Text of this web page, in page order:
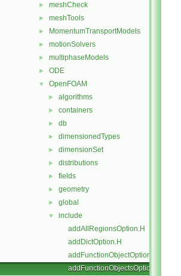
► meshCheck
► meshTools
► MomentumTransportModels
► motionSolvers
► multiphaseModels
► ODE
▼ OpenFOAM
► algorithms
► containers
► db
► dimensionedTypes
► dimensionSet
► distributions
► fields
► geometry
► global
▼
include
addAllRegionsOption.H
addDictOption.H
addFunctionObjectOptions.H
addFunctionObjectsOption.H